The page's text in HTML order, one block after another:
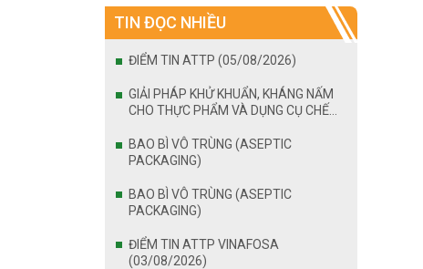
TIN ĐỌC NHIỀU
ĐIỂM TIN ATTP (05/08/2026)
GIẢI PHÁP KHỬ KHUẨN, KHÁNG NẤM
CHO THỰC PHẨM VÀ DỤNG CỤ CHẾ
BAO BÌ VÔ TRÙNG (ASEPTIC
PACKAGING)
BAO BÌ VÔ TRÙNG (ASEPTIC
PACKAGING)
ĐIỂM TIN ATTP VINAFOSA
(03/08/2026)